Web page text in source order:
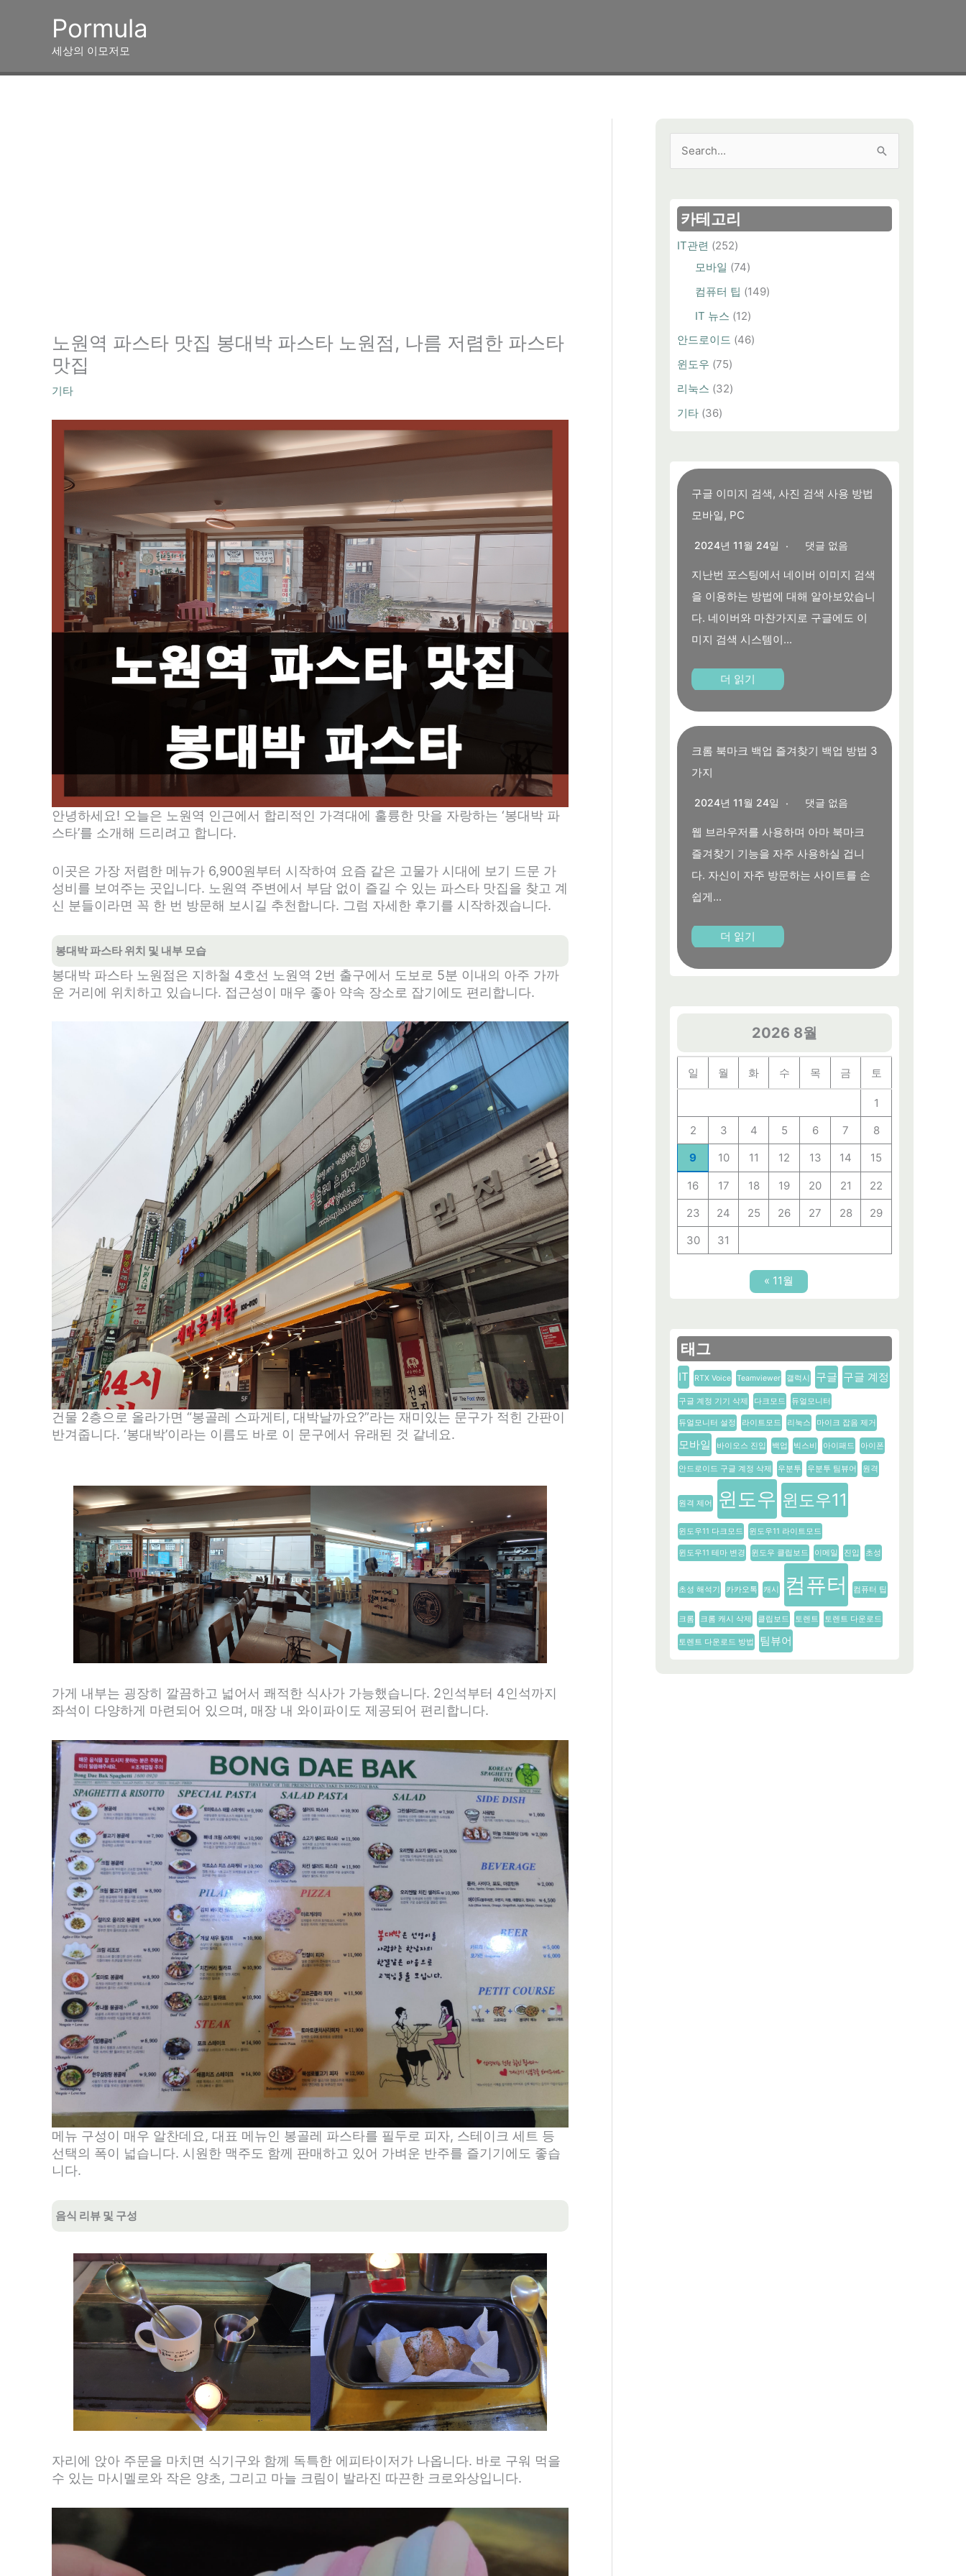
건
Pormula
세상의 이모저모
노원역 파스타 맛집 봉대박 파스타 노원점, 나름 저렴한 파스타
맛집
기타
안녕하세요! 오늘은 노원역 인근에서 합리적인 가격대에 훌륭한 맛을 자랑하는 ‘봉대박 파
스타’를 소개해 드리려고 합니다.
이곳은 가장 저렴한 메뉴가 6,900원부터 시작하여 요즘 같은 고물가 시대에 보기 드문 가
성비를 보여주는 곳입니다. 노원역 주변에서 부담 없이 즐길 수 있는 파스타 맛집을 찾고 계
신 분들이라면 꼭 한 번 방문해 보시길 추천합니다. 그럼 자세한 후기를 시작하겠습니다.
봉대박 파스타 위치 및 내부 모습
봉대박 파스타 노원점은 지하철 4호선 노원역 2번 출구에서 도보로 5분 이내의 아주 가까
운 거리에 위치하고 있습니다. 접근성이 매우 좋아 약속 장소로 잡기에도 편리합니다.
건물 2층으로 올라가면 “봉골레 스파게티, 대박날까요?”라는 재미있는 문구가 적힌 간판이
반겨줍니다. ‘봉대박’이라는 이름도 바로 이 문구에서 유래된 것 같네요.
가게 내부는 굉장히 깔끔하고 넓어서 쾌적한 식사가 가능했습니다. 2인석부터 4인석까지
좌석이 다양하게 마련되어 있으며, 매장 내 와이파이도 제공되어 편리합니다.
메뉴 구성이 매우 알찬데요, 대표 메뉴인 봉골레 파스타를 필두로 피자, 스테이크 세트 등
선택의 폭이 넓습니다. 시원한 맥주도 함께 판매하고 있어 가벼운 반주를 즐기기에도 좋습
니다.
음식 리뷰 및 구성
자리에 앉아 주문을 마치면 식기구와 함께 독특한 에피타이저가 나옵니다. 바로 구워 먹을
수 있는 마시멜로와 작은 양초, 그리고 마늘 크림이 발라진 따끈한 크로와상입니다.
상
카테고리
IT관련 (252)
모바일 (74)
컴퓨터 팁 (149)
IT 뉴스 (12)
안드로이드 (46)
윈도우 (75)
리눅스 (32)
기타 (36)
구글 이미지 검색, 사진 검색 사용 방법
모바일, PC
2024년 11월 24일 댓글 없음
지난번 포스팅에서 네이버 이미지 검색
을 이용하는 방법에 대해 알아보았습니
다. 네이버와 마찬가지로 구글에도 이
미지 검색 시스템이...
더 읽기
크롬 북마크 백업 즐겨찾기 백업 방법 3
가지
2024년 11월 24일 댓글 없음
웹 브라우저를 사용하며 아마 북마크
즐겨찾기 기능을 자주 사용하실 겁니
다. 자신이 자주 방문하는 사이트를 손
쉽게...
더 읽기
2026 8월
일 월 화 수 목 금 토
1
2
3 4 5 6 7
8
9
10 11 12 13 14 15
16 17 18 19 20 21
22
23
24 25 26 27 28
29
30
31
« 11월
태그
IT RTX Voice Teamviewer 갤럭시 구글 구글 계정
구글 계정 기기 삭제 다크모드 듀얼모니터
듀얼모니터 설정 라이트모드 리눅스 마이크 잡음 제거
모바일 바이오스 진입 백업 빅스비 아이패드 아이폰
안드로이드 구글 계정 삭제 우분투 우분투 팀뷰어 원격
원격 제어 윈도우 윈도우11
윈도우11 다크모드 윈도우11 라이트모드
윈도우11 테마 변경 윈도우 클립보드 이메일 진입 초성
초성 해석기 카카오톡 캐시 컴퓨터 컴퓨터 팁
크롬 크롬 캐시 삭제 클립보드 토렌트 토렌트 다운로드
토렌트 다운로드 방법 팀뷰어